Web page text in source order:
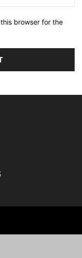
browser for the